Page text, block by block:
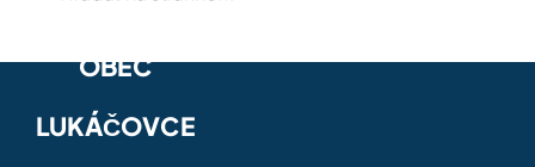
OBEC
LUKÁČOVCE